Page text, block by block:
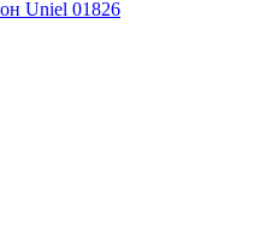
Uniel 01826